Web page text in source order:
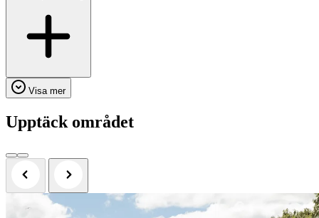
Visa mer
Upptäck området